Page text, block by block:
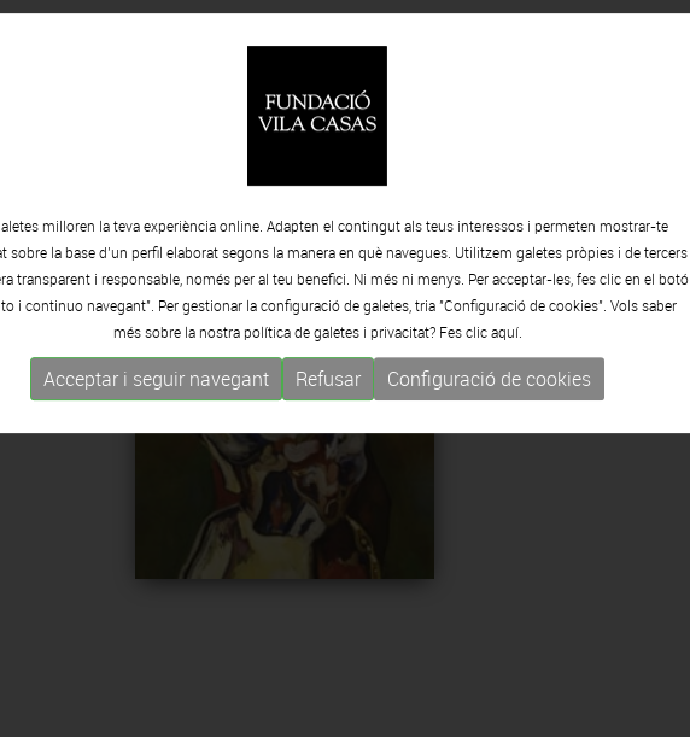
El meu
Entrevista a Guerrero Medina Reportatge de l´artista
El meu compromís
milloren la teva experiència online. Adapten el contingut als teus interessos i permeten mostrar-te
sobre la base d’un perfil elaborat segons la manera en què navegues. Utilitzem galetes pròpies i de tercers
transparent i responsable, només per al teu benefici. Ni més ni menys. Per acceptar-les, fes clic en el botó
i continuo navegant". Per gestionar la configuració de galetes, tria "Configuració de cookies". Vols saber
més sobre la nostra política de galetes i privacitat? Fes clicaquí.
Acceptar i seguir navegant Refusar Configuració de cookies